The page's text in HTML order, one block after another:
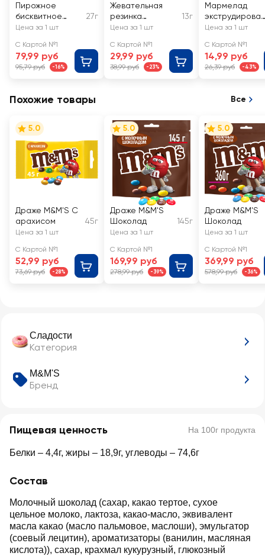
Сладости
Категория
M&M'S
Бренд
Пищевая ценность На 100г продукта
Белки – 4,4г, жиры – 18,9г, углеводы – 74,6г
Состав
Молочный шоколад (сахар, какао тертое, сухое
цельное молоко, лактоза, какао-масло, эквивалент
масла какао (масло пальмовое, маслоши), эмульгатор
(соевый лецитин), ароматизаторы (ванилин, масляная
кислота)), сахар, крахмал кукурузный, глюкозный
Пирожное
бисквитное
MILKA
перекус, с
кремом из
цельного
шоколаде, без
27г
Цена за 1 шт
С Картой №1
79,99 руб
95,79 руб -16%
Жевательная
резинка
WRIGLEY'S
13г
Цена за 1 шт
С Картой №1
29,99 руб
38,99 руб -23%
Мармелад
экструдирован
ный CHUPA
Страйпс с
фруктовым
вкусом
Цена за 1 шт
С Картой №1
14,99 руб
26,39 руб -43%
Похожие товары Все
5.0
Драже M&M'S С
арахисом
45г
Цена за 1 шт
С Картой №1
52,99 руб
73,69 руб -28%
5.0
Драже M&M'S
Шоколад
145г
Цена за 1 шт
С Картой №1
169,99 руб
278,99 руб -39%
5.0
Драже M&M'S
Шоколад
Цена за 1 шт
С Картой №1
369,99 руб
578,99 руб -36%